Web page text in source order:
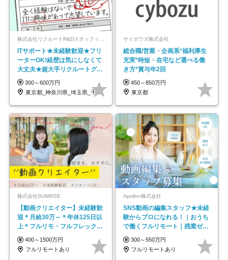
ITサポート★未経験歓迎★フリ
ーターOK!経歴は気にしなくて
大丈夫★超大手リクルートグル
ープの正社員/sg
300～600万円
東京都_神奈川県_埼玉県_千葉県_大阪府…
サイボウズ株式会社
総合職/営業・企画系*福利厚生
充実*時短・在宅など選べる働
き方*賞与年2回
450～850万円
東京都
株式会社SUNRISE
【動画クリエイター】未経験歓
迎＊月給30万～＊年休125日以
上＊フルリモ・フルフレックス
◆10名の採用が決定◆
400～1500万円
フルリモートあり
Apollon株式会社
SNS動画の編集スタッフ★未経
験からプロになれる！｜おうち
で働くフルリモート｜残業ゼロ
で18時退勤◎
300～550万円
フルリモートあり